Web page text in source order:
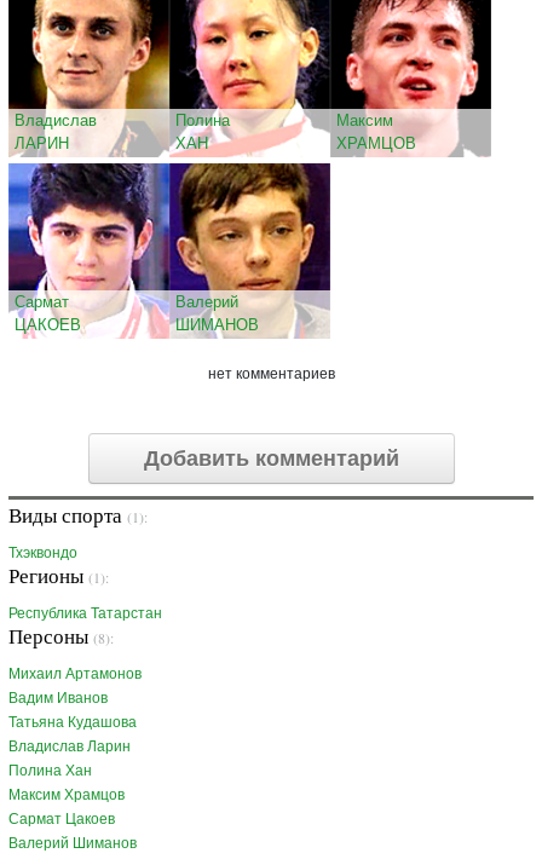
Владислав
ЛАРИН
Полина
ХАН
Максим
ХРАМЦОВ
Сармат
ЦАКОЕВ
Валерий
ШИМАНОВ
нет комментариев
Добавить комментарий
Виды спорта (1):
Тхэквондо
Регионы (1):
Республика Татарстан
Персоны (8):
Михаил Артамонов
Вадим Иванов
Татьяна Кудашова
Владислав Ларин
Полина Хан
Максим Храмцов
Сармат Цакоев
Валерий Шиманов